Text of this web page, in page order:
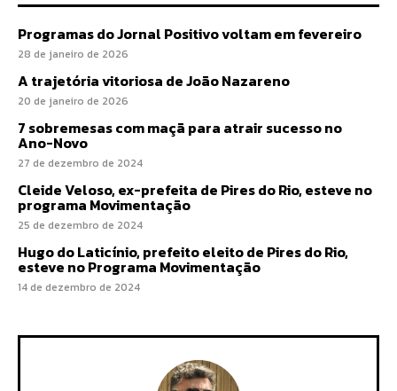
Programas do Jornal Positivo voltam em fevereiro
28 de janeiro de 2026
A trajetória vitoriosa de João Nazareno
20 de janeiro de 2026
7 sobremesas com maçã para atrair sucesso no
Ano-Novo
27 de dezembro de 2024
Cleide Veloso, ex-prefeita de Pires do Rio, esteve no
programa Movimentação
25 de dezembro de 2024
Hugo do Laticínio, prefeito eleito de Pires do Rio,
esteve no Programa Movimentação
14 de dezembro de 2024